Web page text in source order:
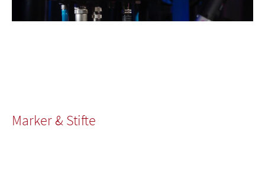
Marker & Stifte